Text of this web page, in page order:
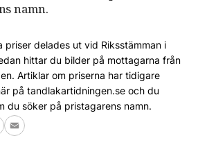
namn.
priser delades ut vid Riksstämman i
hittar du bilder på mottagarna från
Artiklar om priserna har tidigare
på tandlakartidningen.se och du
du söker på pristagarens namn.
Email